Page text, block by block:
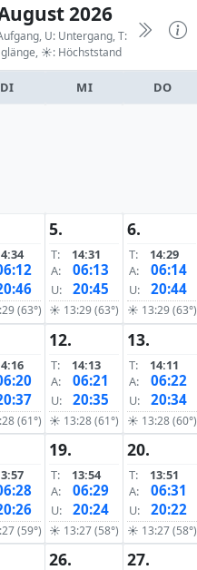
2026
U: Untergang, T:
☀: Höchststand
DI MI DO
(63°)
5.
T:
14:31
A:
06:13
U: 20:45
☀ 13:29 (63°)
6.
T:
14:29
A:
06:14
U: 20:44
☀ 13:29 (63°)
(61°)
12.
T:
14:13
A:
06:21
U: 20:35
☀ 13:28 (61°)
13.
T:
14:11
A:
06:22
U: 20:34
☀ 13:28 (60°)
(59°)
19.
T:
13:54
A:
06:29
U: 20:24
☀ 13:27 (58°)
20.
T:
13:51
A:
06:31
U: 20:22
☀ 13:27 (58°)
26. 27.